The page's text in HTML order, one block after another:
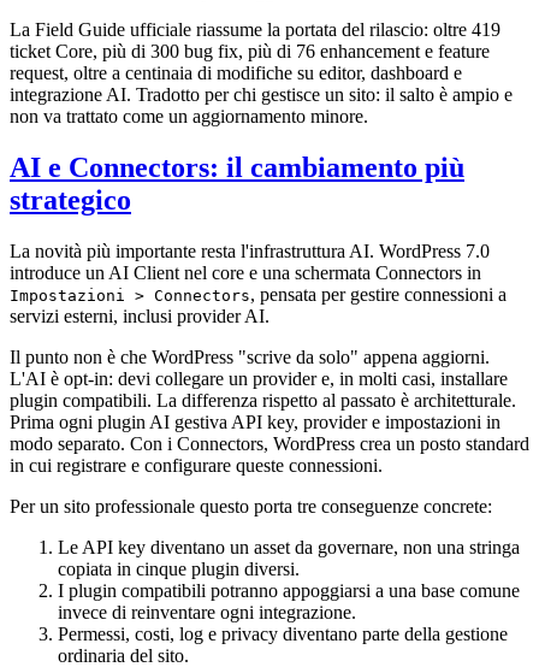
La Field Guide ufficiale riassume la portata del rilascio: oltre 419
ticket Core, più di 300 bug fix, più di 76 enhancement e feature
request, oltre a centinaia di modifiche su editor, dashboard e
integrazione AI. Tradotto per chi gestisce un sito: il salto è ampio e
non va trattato come un aggiornamento minore.
AI e Connectors: il cambiamento più
strategico
La novità più importante resta l'infrastruttura AI. WordPress 7.0
introduce un AI Client nel core e una schermata Connectors in
Impostazioni > Connectors, pensata per gestire connessioni a
servizi esterni, inclusi provider AI.
Il punto non è che WordPress "scrive da solo" appena aggiorni.
L'AI è opt-in: devi collegare un provider e, in molti casi, installare
plugin compatibili. La differenza rispetto al passato è architetturale.
Prima ogni plugin AI gestiva API key, provider e impostazioni in
modo separato. Con i Connectors, WordPress crea un posto standard
in cui registrare e configurare queste connessioni.
Per un sito professionale questo porta tre conseguenze concrete:
Le API key diventano un asset da governare, non una stringa
copiata in cinque plugin diversi.
I plugin compatibili potranno appoggiarsi a una base comune
invece di reinventare ogni integrazione.
Permessi, costi, log e privacy diventano parte della gestione
ordinaria del sito.